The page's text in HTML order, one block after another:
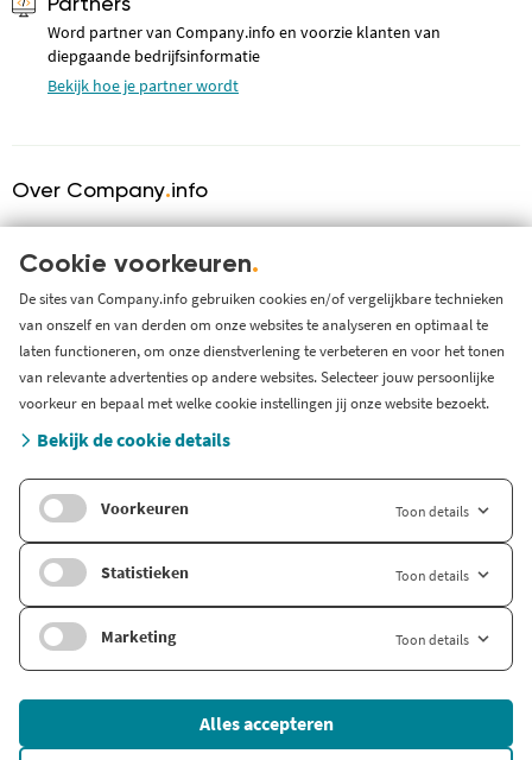
Partners
Word partner van Company.info en voorzie klanten van
diepgaande bedrijfsinformatie
Bekijk hoe je partner wordt
Over Company.info
Over ons
KVK serviceprovider
Werken bij Company.info
Blog
Support
Systeem status en storingen
Zoek branche-informatie
Internationaal
Company.info Deutschland
Company.info English
© 2026 Company Info
FD Mediagroep
Cookie voorkeuren.
De sites van Company.info gebruiken cookies en/of vergelijkbare technieken
van onszelf en van derden om onze websites te analyseren en optimaal te
laten functioneren, om onze dienstverlening te verbeteren en voor het tonen
van relevante advertenties op andere websites. Selecteer jouw persoonlijke
voorkeur en bepaal met welke cookie instellingen jij onze website bezoekt.
Bekijk de cookie details
Voorkeuren Toon details
Statistieken Toon details
Marketing Toon details
Alles accepteren